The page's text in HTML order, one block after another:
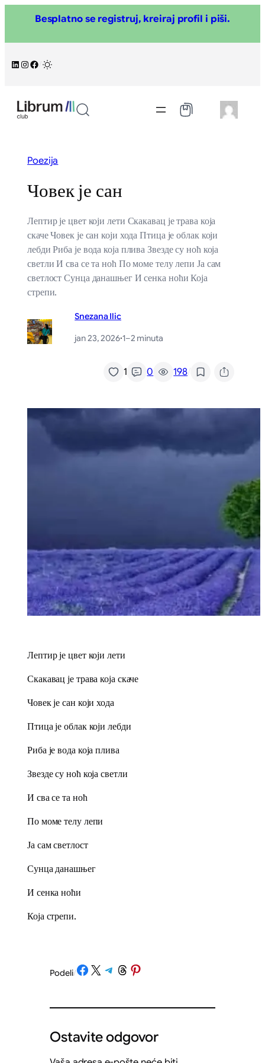
sadržaj
Besplatno se registruj, kreiraj profil i piši.
LinkedIn
Instagram
Facebook
Poezija
Човек је сан
Лептир је цвет који лети Скакавац је трава која
скаче Човек је сан који хода Птица је облак који
лебди Риба је вода која плива Звезде су ноћ која
светли И сва се та ноћ По моме телу лепи Ја сам
светлост Сунца данашњег И сенка ноћи Која
стрепи.
Snezana Ilic
jan 23, 2026·1–2 minuta
1 0 198/
Лептир је цвет који лети
Скакавац је трава која скаче
Човек је сан који хода
Птица је облак који лебди
Риба је вода која плива
Звезде су ноћ која светли
И сва се та ноћ
По моме телу лепи
Ја сам светлост
Сунца данашњег
И сенка ноћи
Која стрепи.
Podeli/Share on Facebook
Share on X Share on Telegram
Share on Threads
Share on Pinterest
Ostavite odgovor